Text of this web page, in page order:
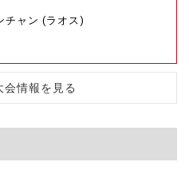
チャン (ラオス)
会情報を見る